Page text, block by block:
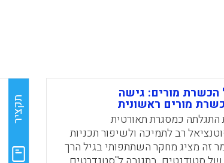
מורים: גישה
מורים ראשונית
התגלתה כמסגרת תאורטית
רב לתמיכה ולשיפור תכניות
זה מציג מחקר השתתפותי בגיל הרך
תקציר